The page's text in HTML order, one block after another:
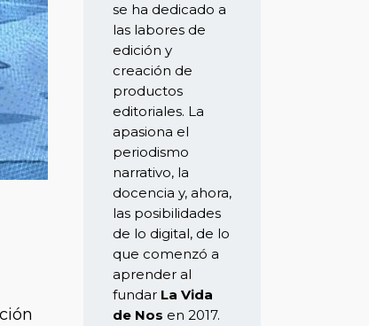
se ha dedicado a
las labores de
edición y
creación de
productos
editoriales. La
apasiona el
periodismo
narrativo, la
docencia y, ahora,
las posibilidades
de lo digital, de lo
que comenzó a
aprender al
fundar La Vida
de Nos en 2017.